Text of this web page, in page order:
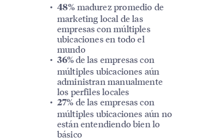
48% madurez promedio de
marketing local de las
empresas con múltiples
ubicaciones en todo el
mundo
36% de las empresas con
múltiples ubicaciones aún
administran manualmente
los perfiles locales
27% de las empresas con
múltiples ubicaciones aún no
están entendiendo bien lo
básico